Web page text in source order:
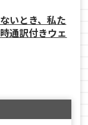
いとき、私た
通訳付きウェ